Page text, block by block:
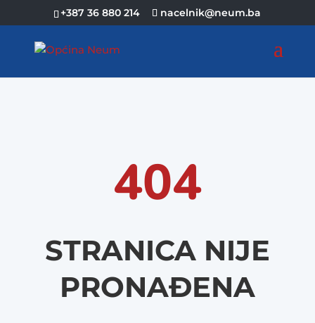
+387 36 880 214 nacelnik@neum.ba
404
STRANICA NIJE
PRONAĐENA